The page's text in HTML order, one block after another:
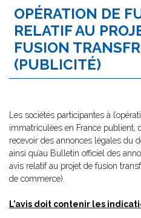
OPÉRATION DE
RELATIF AU
FUSION
(PUBLICITÉ)
Les sociétés participantes à
immatriculées en France publient,
recevoir des annonces légales du
ainsi qu’au Bulletin officiel des
avis relatif au projet de fusion
de commerce).
L’avis doit contenir les